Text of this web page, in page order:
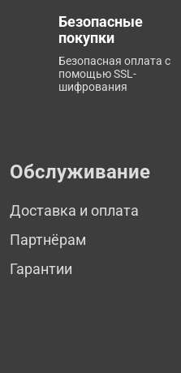
Безопасные
покупки
Безопасная оплата с
помощью SSL-
шифрования
Обслуживание
Доставка и оплата
Партнёрам
Гарантии